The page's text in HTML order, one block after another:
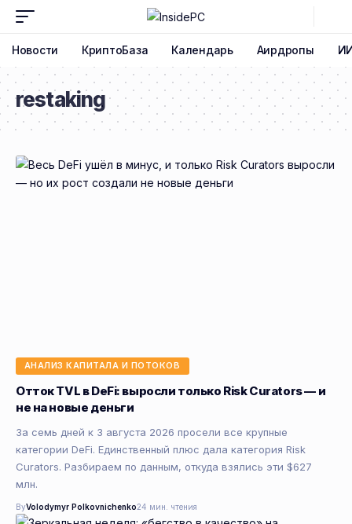
Новости КриптоБаза Календарь Аирдропы
restaking
АНАЛИЗ КАПИТАЛА И ПОТОКОВ
Отток TVL в DeFi: выросли только Risk Curators — и
не на новые деньги
За семь дней к 3 августа 2026 просели все крупные
категории DeFi. Единственный плюс дала категория Risk
Curators. Разбираем по данным, откуда взялись эти $627
млн.
ByVolodymyr Polkovnichenko24 мин. чтения